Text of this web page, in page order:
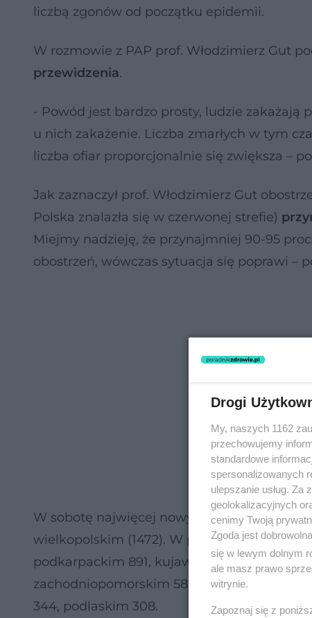
liczbą zgonów od początku epidemii.
W rozmowie z PAP prof. Włodzimierz Gut
przewidzenia.
- Powód jest bardzo prosty, ludzie zakażają
u nich zakażenie. Liczba zmarłych w tym
liczba ofiar proporcjonalnie się zwiększa –
Jak zaznaczył prof. Włodzimierz Gut
Polska znalazła się w czerwonej strefie)
Miejmy nadzieję, że przynajmniej 90-95
obostrzeń, wówczas sytuacja się poprawi –
W sobotę najwięcej nowych zakażeń
wielkopolskim (1472). W pozostałych
podkarpackim 891, kujawsko-pomorskim
zachodniopomorskim 580, opolskim 558,
344, podlaskim 308.
Drogi
My, naszych 1162
przechowujemy
standardowe
spersonalizowanych
ulepszanie usług. Za
geolokalizacyjnych
cenimy Twoją
Zgoda jest
się w lewym dolnym
ale masz prawo
witrynie.
Zapoznaj się z